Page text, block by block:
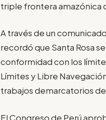
triple frontera amazónica
A través de un
recordó que Santa Rosa
conformidad con los
Límites y Libre
trabajos demarcatorios
El Congreso de Perú